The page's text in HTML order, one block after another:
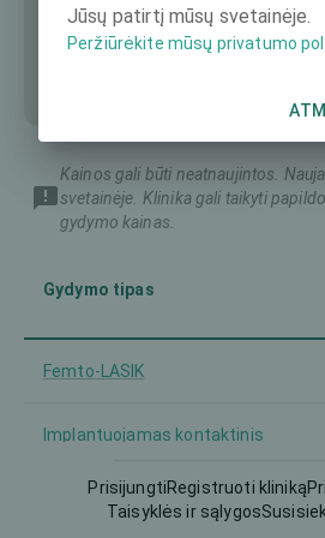
Kainos gali būti neatnaujintos.
svetainėje. Klinika gali taikyti
gydymo kainas.
Gydymo tipas
Femto-LASIK
Implantuojamas kontaktinis
Intraokulinis lęšis (IOL)
PrisijungtiRegistruoti kliniką
Taisyklės ir sąlygos
Jūsų patirtį mūsų svetainėje.
Peržiūrėkite mūsų privatumo